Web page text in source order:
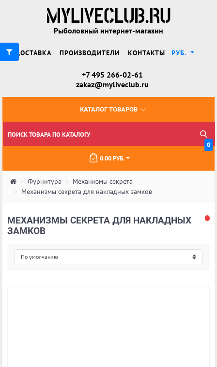
Рыболовный интернет-магазин
ДОСТАВКА ПРОИЗВОДИТЕЛИ КОНТАКТЫ РУБ.
+7 495 266-02-61
zakaz@myliveclub.ru
КАТАЛОГ ТОВАРОВ
0
0.00 РУБ.
Фурнитура
Механизмы секрета
Механизмы секрета для накладных замков
МЕХАНИЗМЫ СЕКРЕТА ДЛЯ НАКЛАДНЫХ
ЗАМКОВ